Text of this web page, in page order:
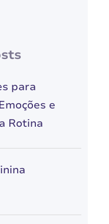
para
e
Rotina